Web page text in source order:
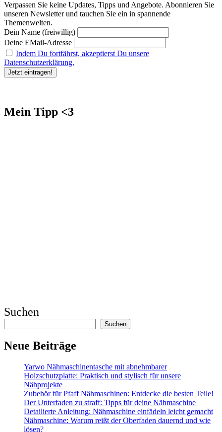
Verpassen Sie keine Updates, Tipps und Angebote. Abonnieren Sie
unseren Newsletter und tauchen Sie ein in spannende
Themenwelten.
Dein Name (freiwillig)
Deine EMail-Adresse
Indem Du fortfährst, akzeptierst Du unsere
Datenschutzerklärung.
Mein Tipp <3
Suchen
Suchen
Neue Beiträge
Yarwo Nähmaschinentasche mit abnehmbarer
Holzschutzplatte: Praktisch und stylisch für unsere
Nähprojekte
Zubehör für Pfaff Nähmaschinen: Entdecke die besten Teile!
Der Unterfaden zu straff: Tipps für deine Nähmaschine
Detailierte Anleitung: Nähmaschine einfädeln leicht gemacht
Nähmaschine: Warum reißt der Oberfaden dauernd und wie
lösen?